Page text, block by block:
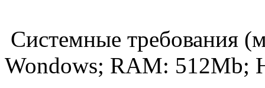
Системные требования
Wondows; RAM: 512Mb;